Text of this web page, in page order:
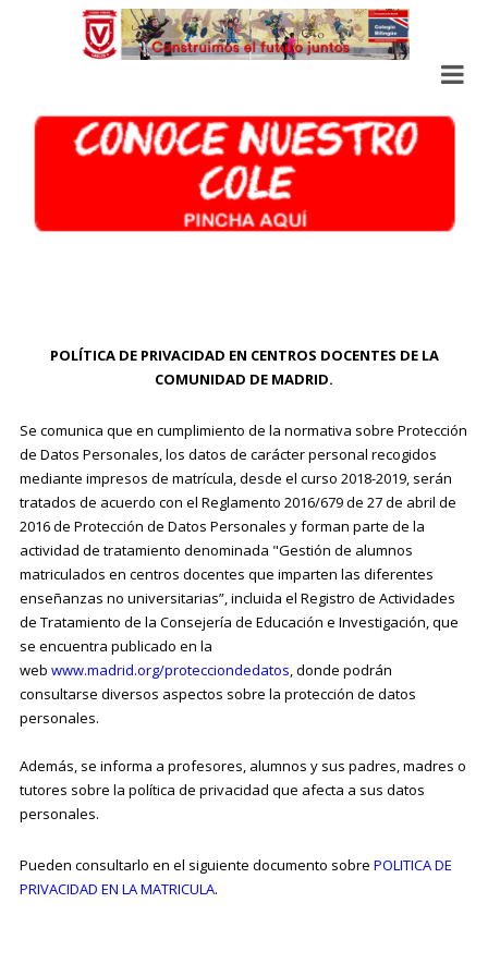
POLÍTICA DE PRIVACIDAD EN CENTROS DOCENTES DE LA
COMUNIDAD DE MADRID.
Se comunica que en cumplimiento de la normativa sobre Protección
de Datos Personales, los datos de carácter personal recogidos
mediante impresos de matrícula, desde el curso 2018-2019, serán
tratados de acuerdo con el Reglamento 2016/679 de 27 de abril de
2016 de Protección de Datos Personales y forman parte de la
actividad de tratamiento denominada "Gestión de alumnos
matriculados en centros docentes que imparten las diferentes
enseñanzas no universitarias”, incluida el Registro de Actividades
de Tratamiento de la Consejería de Educación e Investigación, que
se encuentra publicado en la
web www.madrid.org/protecciondedatos, donde podrán
consultarse diversos aspectos sobre la protección de datos
personales.
Además, se informa a profesores, alumnos y sus padres, madres o
tutores sobre la política de privacidad que afecta a sus datos
personales.
Pueden consultarlo en el siguiente documento sobre POLITICA DE
PRIVACIDAD EN LA MATRICULA.